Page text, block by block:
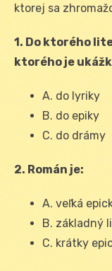
ktorej sa
1. Do ktorého
ktorého je
A. do lyriky
B. do epiky
C. do drámy
2. Román je:
A. veľká
B. základný
C. krátky